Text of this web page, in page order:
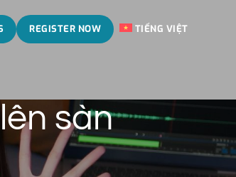
REGISTER NOW TIẾNG VIỆT
sàn